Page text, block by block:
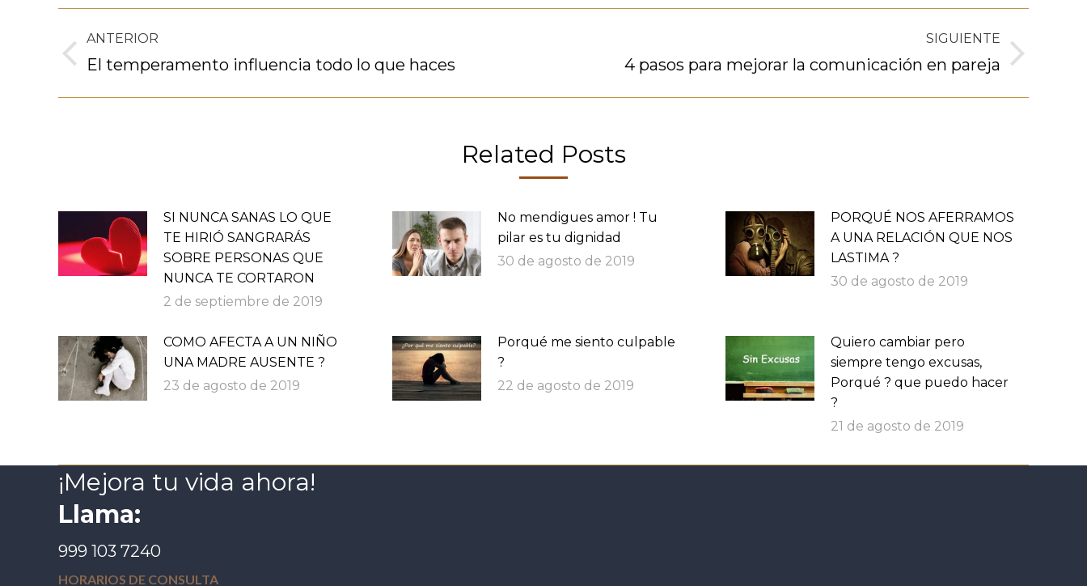
Navegación
entre
publicaciones
ANTERIOR
Publicación
El temperamento influencia todo lo que haces
SIGUIENTE
Publicación4 pasos para mejorar la comunicación en pareja
Related Posts
SI NUNCA SANAS LO QUE
TE HIRIÓ SANGRARÁS
SOBRE PERSONAS QUE
NUNCA TE CORTARON
2 de septiembre de 2019
No mendigues amor ! Tu
pilar es tu dignidad
30 de agosto de 2019
PORQUÉ NOS AFERRAMOS
A UNA RELACIÓN QUE NOS
LASTIMA ?
30 de agosto de 2019
COMO AFECTA A UN NIÑO
UNA MADRE AUSENTE ?
23 de agosto de 2019
Porqué me siento culpable
?
22 de agosto de 2019
Quiero cambiar pero
siempre tengo excusas,
Porqué ? que puedo hacer
?
21 de agosto de 2019
¡Mejora tu vida ahora!
Llama:
999 103 7240
HORARIOS DE CONSULTA